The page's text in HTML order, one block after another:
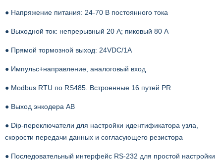
● Напряжение питания: 24-70 В постоянного тока
● Выходной ток: непрерывный 20 А; пиковый 80 А
● Прямой тормозной выход: 24VDC/1A
● Импульс+направление, аналоговый вход
● Modbus RTU по RS485. Встроенные 16 путей PR
● Выход энкодера AB
● Dip-переключатели для настройки идентификатора узла,
скорости передачи данных и согласующего резистора
● Последовательный интерфейс RS-232 для простой настройки